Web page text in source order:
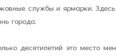
службы и ярмарки.
города.
десятилетий это место